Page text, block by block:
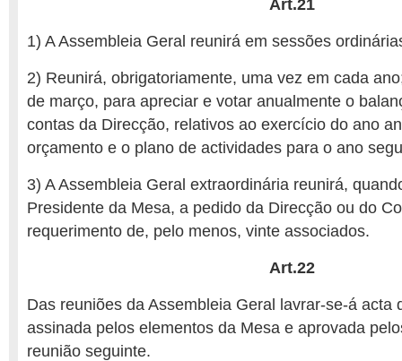
Art.21
1) A Assembleia Geral reunirá em sessões
2) Reunirá, obrigatoriamente, uma vez em cada
de março, para apreciar e votar anualmente o
contas da Direcção, relativos ao exercício do ano
orçamento e o plano de actividades para o ano
3) A Assembleia Geral extraordinária reunirá,
Presidente da Mesa, a pedido da Direcção ou do
requerimento de, pelo menos, vinte associados.
Art.22
Das reuniões da Assembleia Geral lavrar-se-á acta
assinada pelos elementos da Mesa e aprovada
reunião seguinte.